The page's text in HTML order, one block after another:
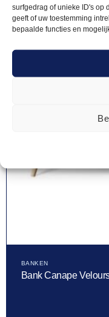
surfgedrag of unieke ID's op
geeft of uw toestemming
bepaalde functies en
BANKEN
Bank Canape